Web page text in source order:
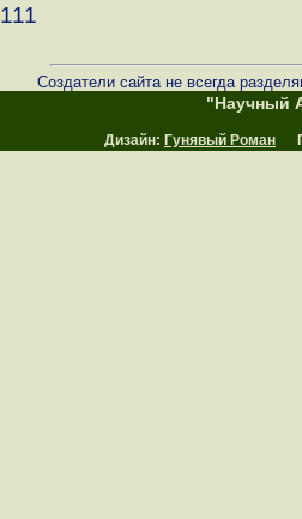
111
Создатели сайта не всегда
"Научный
Дизайн: Гунявый Роман